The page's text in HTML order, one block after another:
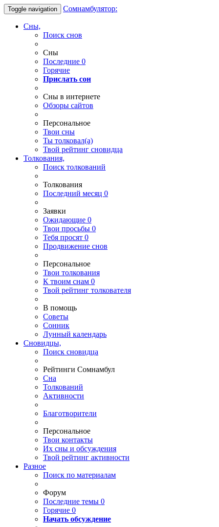
Toggle navigation Сомнамбулятор:
Сны,
Поиск снов
Сны
Последние 0
Горячие
Прислать сон
Сны в интернете
Обзоры сайтов
Персональное
Твои сны
Ты толковал(а)
Твой рейтинг сновидца
Толкования,
Поиск толкований
Толкования
Последний месяц 0
Заявки
Ожидающие 0
Твои просьбы 0
Тебя просят 0
Продвижение снов
Персональное
Твои толкования
К твоим снам 0
Твой рейтинг толкователя
В помощь
Советы
Сонник
Лунный календарь
Сновидцы,
Поиск сновидца
Рейтинги Сомнамбул
Сна
Толкований
Активности
Благотворители
Персональное
Твои контакты
Их сны и обсуждения
Твой рейтинг активности
Разное
Поиск по материалам
Форум
Последние темы 0
Горячие 0
Начать обсуждение